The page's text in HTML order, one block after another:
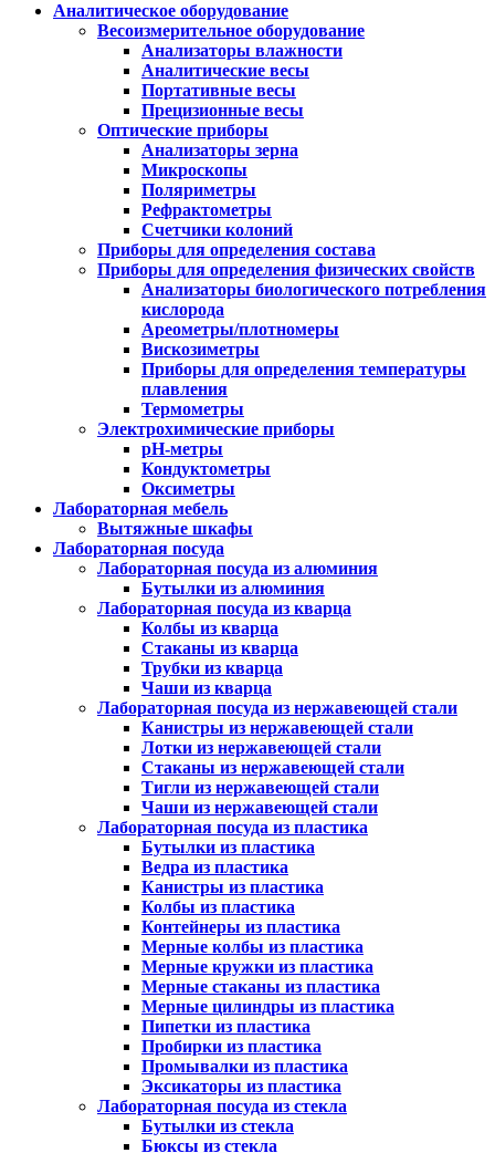
Аналитическое оборудование
Весоизмерительное оборудование
Анализаторы влажности
Аналитические весы
Портативные весы
Прецизионные весы
Оптические приборы
Анализаторы зерна
Микроскопы
Поляриметры
Рефрактометры
Счетчики колоний
Приборы для определения состава
Приборы для определения физических свойств
Анализаторы биологического потребления
кислорода
Ареометры/плотномеры
Вискозиметры
Приборы для определения температуры
плавления
Термометры
Электрохимические приборы
pH-метры
Кондуктометры
Оксиметры
Лабораторная мебель
Вытяжные шкафы
Лабораторная посуда
Лабораторная посуда из алюминия
Бутылки из алюминия
Лабораторная посуда из кварца
Колбы из кварца
Стаканы из кварца
Трубки из кварца
Чаши из кварца
Лабораторная посуда из нержавеющей стали
Канистры из нержавеющей стали
Лотки из нержавеющей стали
Стаканы из нержавеющей стали
Тигли из нержавеющей стали
Чаши из нержавеющей стали
Лабораторная посуда из пластика
Бутылки из пластика
Ведра из пластика
Канистры из пластика
Колбы из пластика
Контейнеры из пластика
Мерные колбы из пластика
Мерные кружки из пластика
Мерные стаканы из пластика
Мерные цилиндры из пластика
Пипетки из пластика
Пробирки из пластика
Промывалки из пластика
Эксикаторы из пластика
Лабораторная посуда из стекла
Бутылки из стекла
Бюксы из стекла